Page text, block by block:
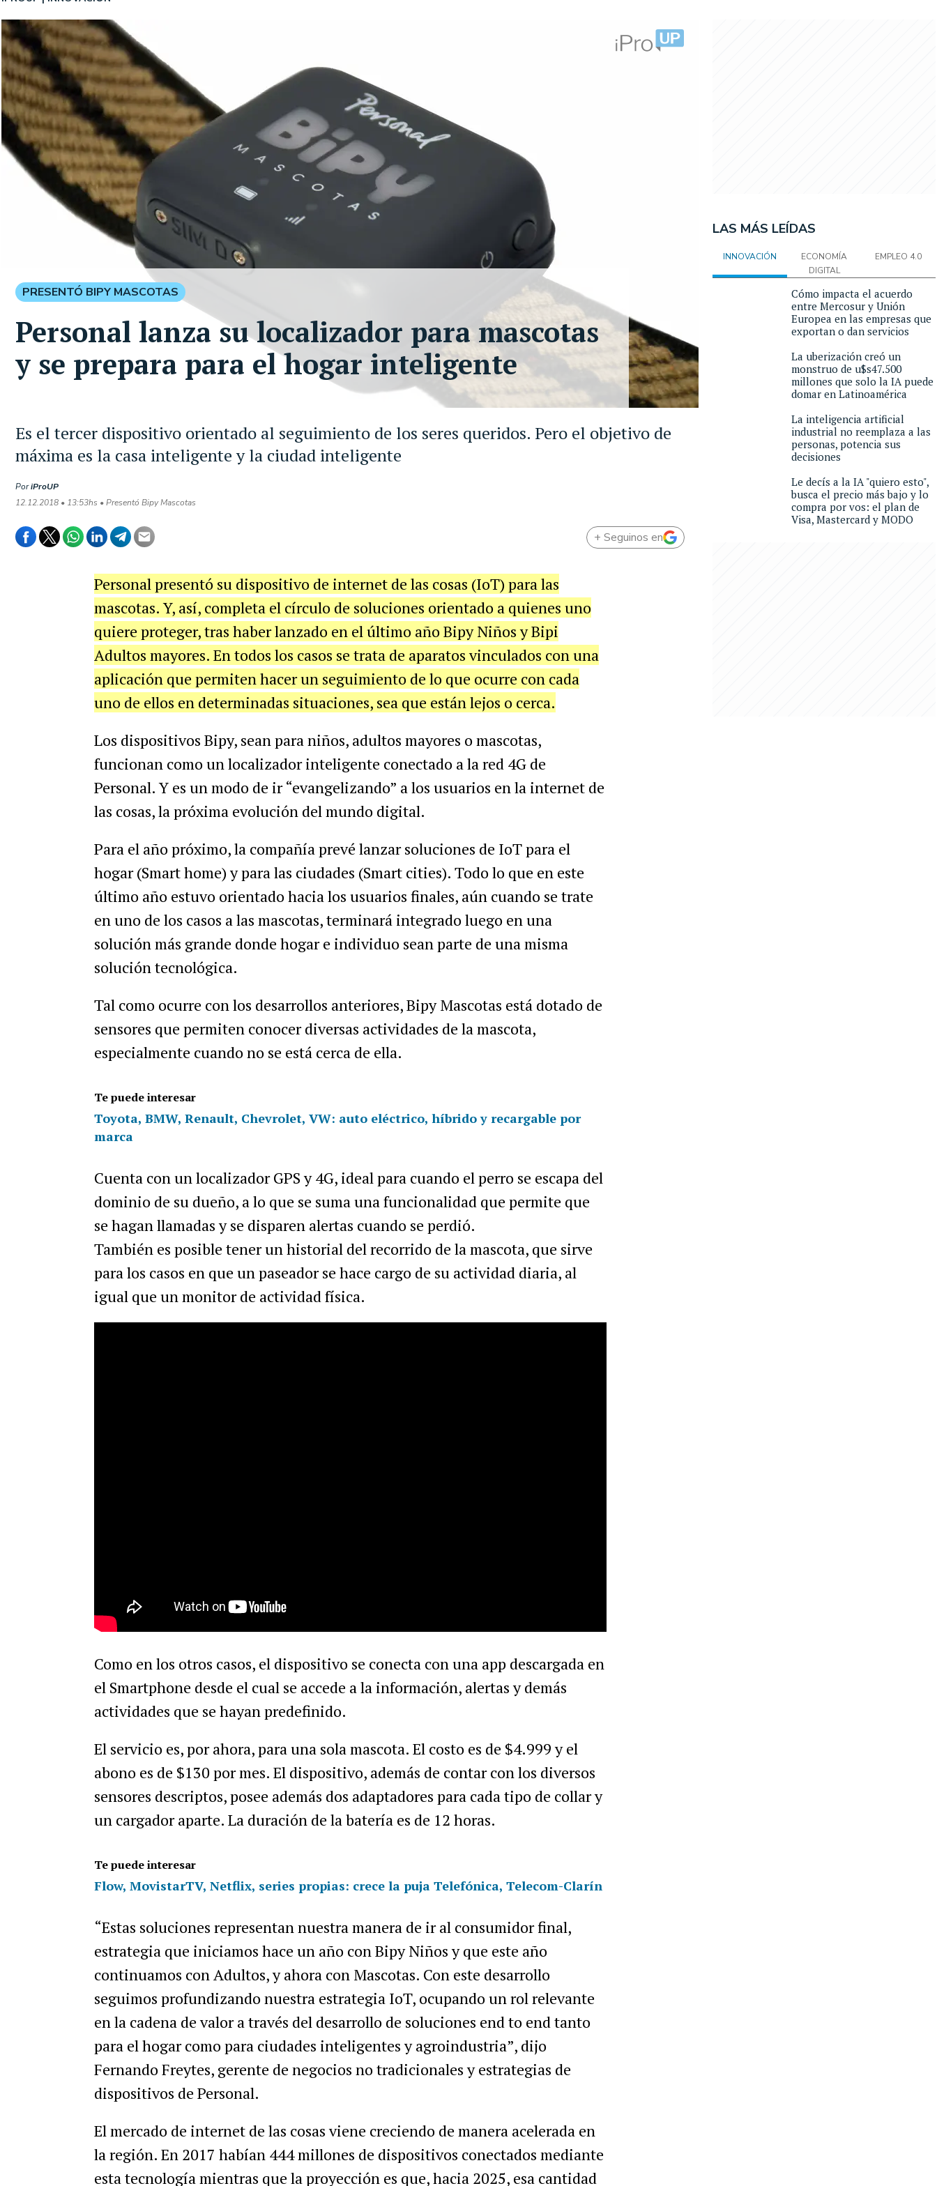
Es el tercer dispositivo orientado al seguimiento de los seres queridos. Pero el objetivo de
máxima es la casa inteligente y la ciudad inteligente
PoriProUP
12.12.2018 • 13:53hs • Presentó Bipy Mascotas
PRESENTÓ BIPY MASCOTAS
Personal lanza su localizador para mascotas
y se prepara para el hogar inteligente
+ Seguinos en
Personalpresentó su dispositivo de internet de las cosas (IoT) paralas
mascotas.Y, así, completa el círculo de soluciones orientado a quienes uno
quiere proteger,tras haberlanzado en elúltimo año Bipy NiñosyBipi
Adultos mayores. Entodos los casos se trata de aparatosvinculados conuna
aplicación que permitenhacerun seguimiento de lo que ocurre con cada
uno de ellos en determinadas situaciones, sea que estánlejos o cerca.
Los dispositivos Bipy, seanparaniños, adultos mayores o mascotas,
funcionan como unlocalizador inteligente conectado alared 4G de
Personal.Y es unmodo de ir“evangelizando” alos usuarios enla internet de
las cosas,lapróxima evolución delmundo digital.
Para el año próximo,la compañíaprevé lanzar soluciones de IoTpara el
hogar(Smarthome)yparalas ciudades (Smart cities). Todo lo que en este
último año estuvo orientado hacialos usuarios finales, aún cuando se trate
enuno de los casos alas mascotas,terminará integrado luego enuna
soluciónmás grande donde hogar e individuo seanparte de unamisma
solucióntecnológica.
Tal como ocurre conlos desarrollos anteriores,Bipy Mascotas está dotado de
sensores que permiten conocer diversas actividades de lamascota,
especialmente cuando no se está cerca de ella.
Te puede interesar
Toyota, BMW, Renault, Chevrolet, VW: auto eléctrico, híbrido y recargable por
marca
Cuenta conunlocalizador GPSy 4G, idealpara cuando elperro se escapa del
dominio de su dueño, alo que se sumaunafuncionalidad que permite que
se haganllamadasy se disparen alertas cuando se perdió.
También es posible tenerunhistorial delrecorrido de lamascota, que sirve
paralos casos en que unpaseador se hace cargo de su actividad diaria, al
igual que unmonitor de actividadfísica.
Como enlos otros casos, el dispositivo se conecta conuna app descargada en
el Smartphone desde el cual se accede ala información, alertasy demás
actividades que se hayanpredefinido.
El servicio es,por ahora,parauna solamascota. El costo es de $4.999y el
abono es de $130pormes. El dispositivo, además de contar conlos diversos
sensores descriptos,posee además dos adaptadores para cadatipo de collary
un cargador aparte. La duración de labatería es de 12 horas.
Te puede interesar
Flow, MovistarTV, Netflix, series propias: crece la puja Telefónica, Telecom-Clarín
“Estas soluciones representannuestramanera de ir al consumidorfinal,
estrategia que iniciamos hace un año conBipy Niñosy que este año
continuamos conAdultos,y ahora con Mascotas. Con este desarrollo
seguimos profundizando nuestra estrategia IoT, ocupando unrolrelevante
enla cadena devalor através del desarrollo de soluciones endto endtanto
para elhogar como para ciudades inteligentesy agroindustria”, dijo
Fernando Freytes, gerente de negocios no tradicionalesy estrategias de
dispositivos de Personal.
Elmercado de internet de las cosasviene creciendo de manera acelerada en
laregión. En 2017 habían 444millones de dispositivos conectados mediante
estatecnologíamientras que laproyección es que,hacia 2025, esa cantidad
LAS MÁS LEÍDAS
INNOVACIÓN
ECONOMÍA
DIGITAL
EMPLEO 4.0
Cómo impacta el acuerdo
entre Mercosur y Unión
Europea en las empresas que
exportan o dan servicios
La uberización creó un
monstruo de u$s47.500
millones que solo la IA puede
domar en Latinoamérica
La inteligencia artificial
industrial no reemplaza a las
personas, potencia sus
decisiones
Le decís a la IA "quiero esto",
busca el precio más bajo y lo
compra por vos: el plan de
Visa, Mastercard y MODO